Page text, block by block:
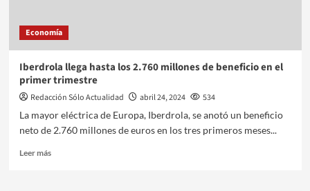
Economía
Iberdrola llega hasta los 2.760 millones de beneficio en el
primer trimestre
Redacción Sólo Actualidad abril 24, 2024
534
La mayor eléctrica de Europa, Iberdrola, se anotó un beneficio
neto de 2.760 millones de euros en los tres primeros meses...
Leer más